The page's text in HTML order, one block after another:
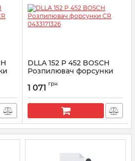
DLLA 152 P 452 BOSCH
Розпилювач форсунки
Артикул:
1 071 грн